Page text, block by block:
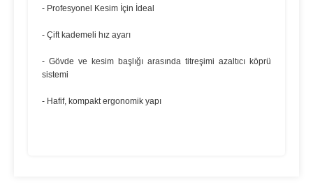
- Profesyonel Kesim İçin İdeal
- Çift kademeli hız ayarı
- Gövde ve kesim başlığı arasında titreşimi azaltıcı köprü
sistemi
- Hafif, kompakt ergonomik yapı